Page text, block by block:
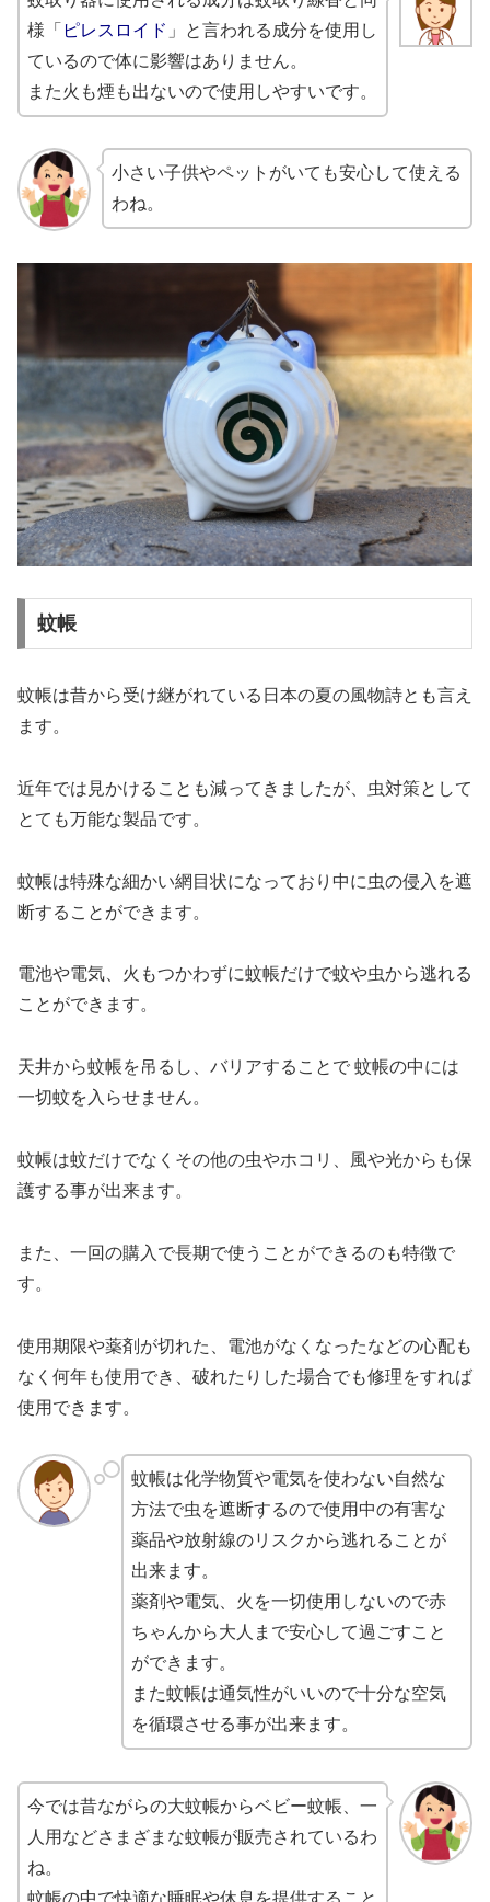
様「 ピレ スロイド 」と言われる成分を使用し
ているので体に影響はありません。
また火も煙も出ないので使用しやすいです。
小さい子供やペットがいても安心して使える
わね。
蚊帳
蚊帳は昔から受け継がれている日本の夏の風物詩とも言え
ます。
近年では見かけることも減ってきましたが、虫対策として
とても万能な製品です。
蚊帳は特殊な細かい網目状になっており中に虫の侵入を遮
断することができます。
電池や電気、火もつかわずに蚊帳だけで蚊や虫から逃れる
ことができます。
天井から蚊帳を吊るし、バリアすることで 蚊帳の中には
一切蚊を入らせません。
蚊帳は蚊だけでなくその他の虫やホコリ、風や光からも保
護する事が出来ます。
また、一回の購入で長期で使うことができるのも特徴で
す。
使用期限や薬剤が切れた、電池がなくなったなどの心配も
なく何年も使用でき、 破れたりした場合でも修理をすれば
使用できます。
蚊帳は化学物質や電気を使わない自然な
方法で虫を遮断するので使用中の有害な
薬品や放射線のリスクから逃れることが
出来ます。
薬剤や電気、火を一切使用しないので赤
ちゃんから大人まで安心して過ごすこと
ができます。
また蚊帳は通気性がいいので十分な空気
を循環させる事が出来ます。
今では昔ながらの大蚊帳からベビー蚊帳、一
人用などさまざまな蚊帳が販売されているわ
ね。